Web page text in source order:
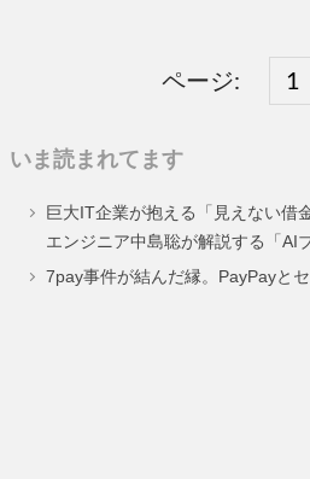
ページ:
固
ー
ジ
1
いま読まれてます
巨大IT企業が抱える「見えない借
エンジニア中島聡が解説する「AI
7pay事件が結んだ縁。PayPayと